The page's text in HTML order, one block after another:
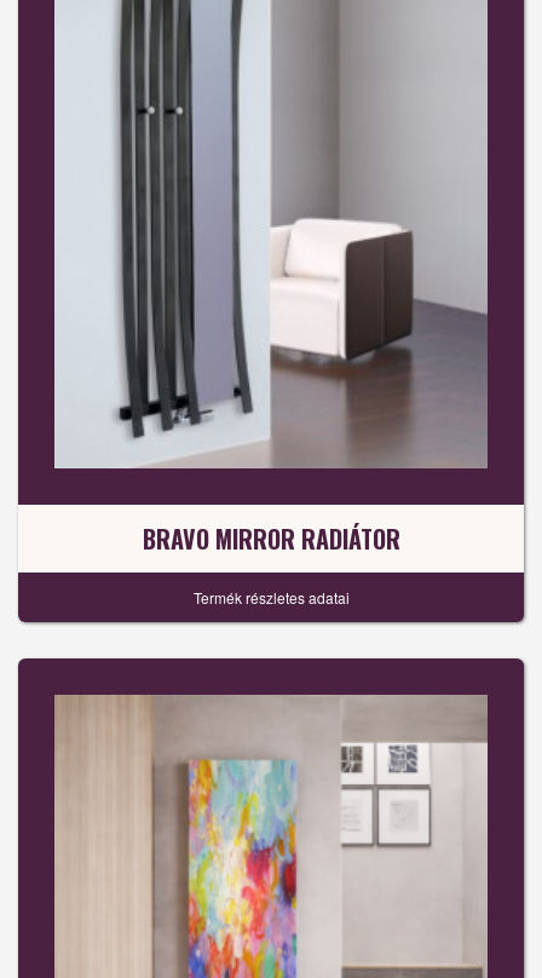
BRAVO MIRROR RADIÁTOR
Termék részletes adatai